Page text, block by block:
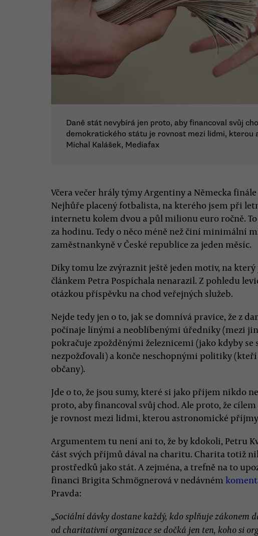
Daně stát nevybírá jen proto, aby financoval svůj
demokratického státu je rovnost mezi lidmi, kterou
Michal Kalášek, Mediafax
Včera večer hrály týmy Argentiny a Německa
Nejhůře placený fotbalista, na kterého jsem při
internetu kolem dvou a půl milionu euro ročně.
za hodinu. Tedy o něco méně než činí minimální
zaměstnankyně v České republice za jeden měsíc.
Díky tomu lze zvýraznit ještě jeden motiv, na
článkem Petra Pospíchala nenarazil. Z pohledu
otázkou příspěvku na chod veřejných služeb.
Nejde tedy jen o to, jak se domnívá pravice, že z
počínaje línými a neoblíbenými úředníky (mezi
pokračuje zpožděnými železnicemi (jako kdyby
nezpožďovali) a konče neschopnými politiky
občany).
Jde o to, že jsou sumy, které si jako příjem nikdo
proto, aby financoval svůj chod. Ale proto, že
je rovnost mezi lidmi, kterou astronomické
Argumentem tu není ani to, že by kdokoli, Petru
část svých příjmů dával na charitu. Charita totiž
prostředků jako stát. A zejména, a trefně na to
financi Brigita Schmögnerová v nedávném
Pravda:
„Sociální dávky dostane každý, kdo splňuje zákonem
od charitativní organizace se dočká jen ten, koho si